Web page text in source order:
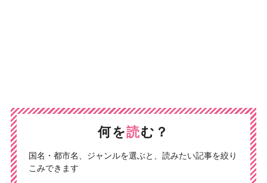
何を読む？
国名・都市名、ジャンルを選ぶと、読みたい記事を絞り
こみできます